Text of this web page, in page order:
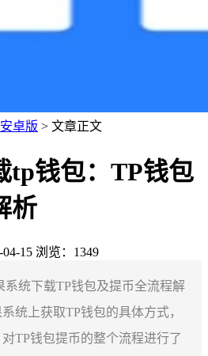
卓版 > 文章正文
tp钱包：TP钱包
析
04-15 浏览：1349
系统下载TP钱包及提币全流程解
统上获取TP钱包的具体方式，
TP钱包提币的整个流程进行了